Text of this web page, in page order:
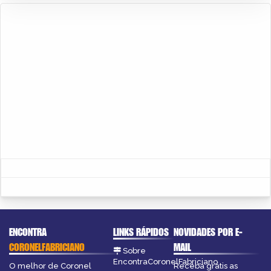
ENCONTRA
CORONELFABRICIANO
O melhor de Coronel
LINKS RÁPIDOS
Sobre
EncontraCoronelFabriciano
NOVIDADES POR E-
MAIL
Receba grátis as